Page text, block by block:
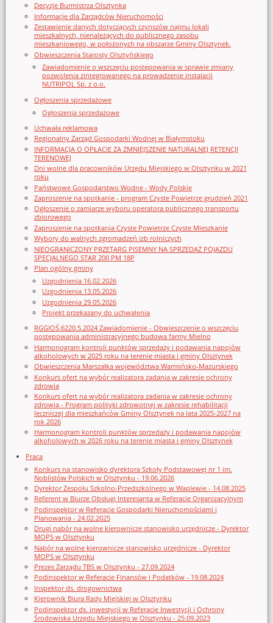
Decyzje Burmistrza Olsztynka
Informacje dla Zarządców Nieruchomości
Zestawienie danych dotyczących czynszów najmu lokali
mieszkalnych, nienależących do publicznego zasobu
mieszkaniowego, w położonych na obszarze Gminy Olsztynek.
Obwieszczenia Starosty Olsztyńskiego
Zawiadomienie o wszczęciu postępowania w sprawie zmiany
pozwolenia zintegrowanego na prowadzenie instalacji
NUTRIPOL Sp. z o.o.
Ogłoszenia sprzedażowe
Ogłoszenia sprzedażowe
Uchwała reklamowa
Regionalny Zarząd Gospodarki Wodnej w Białymstoku
INFORMACJA O OPŁACIE ZA ZMNIEJSZENIE NATURALNEJ RETENCJI
TERENOWEJ
Dni wolne dla pracowników Urzędu Miejskiego w Olsztynku w 2021
roku
Państwowe Gospodarstwo Wodne - Wody Polskie
Zaproszenie na spotkanie - program Czyste Powietrze grudzień 2021
Ogłoszenie o zamiarze wyboru operatora publicznego transportu
zbiorowego
Zaproszenie na spotkania Czyste Powietrze Czyste Mieszkanie
Wybory do walnych zgromadzeń izb rolniczych
NIEOGRANICZONY PRZETARG PISEMNY NA SPRZEDAŻ POJAZDU
SPECJALNEGO STAR 200 PM 18P
Plan ogólny gminy
Uzgodnienia 16.02.2026
Uzgodnienia 13.05.2026
Uzgodnienia 29.05.2026
Projekt przekazany do uchwalenia
RGGIOŚ.6220.5.2024 Zawiadomienie - Obwieszczenie o wszczęciu
postępowania administracyjnego budowa farmy Mielno
Harmonogram kontroli punktów sprzedaży i podawania napojów
alkoholowych w 2025 roku na terenie miasta i gminy Olsztynek
Obwieszczenia Marszałka województwa Warmińsko-Mazurskiego
Konkurs ofert na wybór realizatora zadania w zakresie ochrony
zdrowia
Konkurs ofert na wybór realizatora zadania w zakresie ochrony
zdrowia - Program polityki zdrowotnej w zakresie rehabilitacji
leczniczej dla mieszkańców Gminy Olsztynek na lata 2025-2027 na
rok 2026
Harmonogram kontroli punktów sprzedaży i podawania napojów
alkoholowych w 2026 roku na terenie miasta i gminy Olsztynek
Praca
Konkurs na stanowisko dyrektora Szkoły Podstawowej nr 1 im.
Noblistów Polskich w Olsztynku - 19.06.2026
Dyrektor Zespołu Szkolno-Przedszkolnego w Waplewie - 14.08.2025
Referent w Biurze Obsługi Interesanta w Referacie Organizacyjnym
Podinspektor w Referacie Gospodarki Nieruchomościami i
Planowania - 24.02.2025
Drugi nabór na wolne kierownicze stanowisko urzędnicze - Dyrektor
MOPS w Olsztynku
Nabór na wolne kierownicze stanowisko urzędnicze - Dyrektor
MOPS w Olsztynku
Prezes Zarządu TBS w Olsztynku - 27.09.2024
Podinspektor w Referacie Finansów i Podatków - 19.08.2024
Inspektor ds. drogownictwa
Kierownik Biura Rady Miejskiej w Olsztynku
Podinspektor ds. inwestycji w Referacie Inwestycji i Ochrony
Środowiska Urzędu Miejskiego w Olsztynku - 25.09.2023